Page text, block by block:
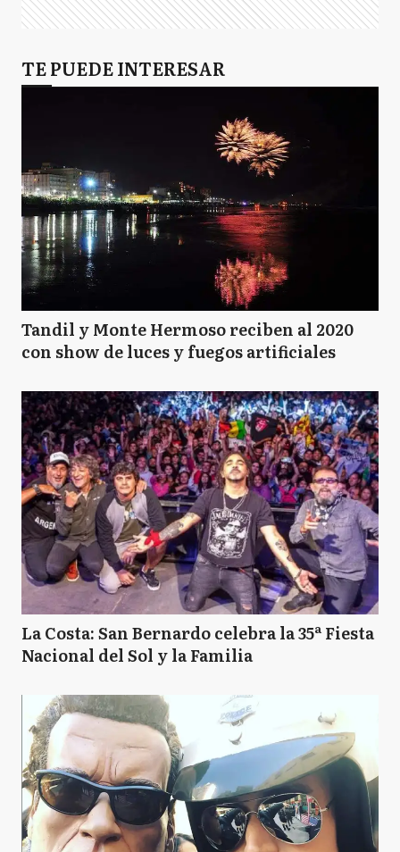
TE PUEDE INTERESAR
Tandil y Monte Hermoso reciben al 2020
con show de luces y fuegos artificiales
La Costa: San Bernardo celebra la 35ª Fiesta
Nacional del Sol y la Familia